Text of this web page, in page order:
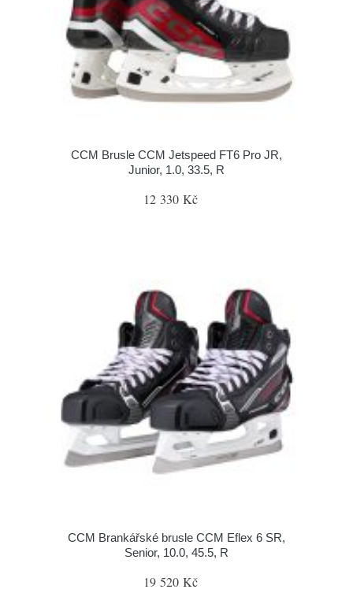
CCM Brusle CCM Jetspeed FT6 Pro JR,
Junior, 1.0, 33.5, R
12 330 Kč
CCM Brankářské brusle CCM Eflex 6 SR,
Senior, 10.0, 45.5, R
19 520 Kč